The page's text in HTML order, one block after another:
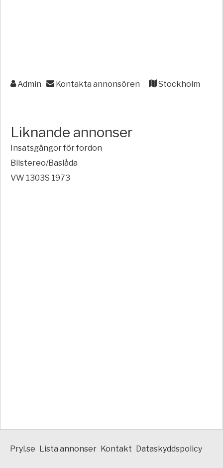
Admin Kontakta annonsören Stockholm
Liknande annonser
Insatsgängor för fordon
Bilstereo/Baslåda
VW 1303S 1973
Pryl.se Lista annonser Kontakt Dataskyddspolicy